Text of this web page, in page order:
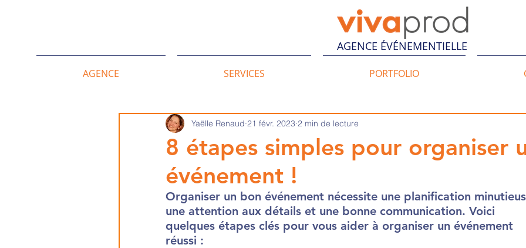
AGENCE ÉVÉNEMENTIELLE
AGENCE SERVICES PORTFOLIO
8 étapes simples pour organiser
événement !
Yaëlle Renaud 21 févr. 2023 2 min de lecture
Organiser un bon événement nécessite une planification
une attention aux détails et une bonne communication. Voici
quelques étapes clés pour vous aider à organiser un événement
réussi :